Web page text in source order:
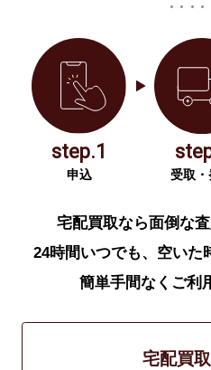
step.1
申込 受取・
宅配買取なら面倒な
24時間いつでも、空いた
簡単手間なくご利
宅配買